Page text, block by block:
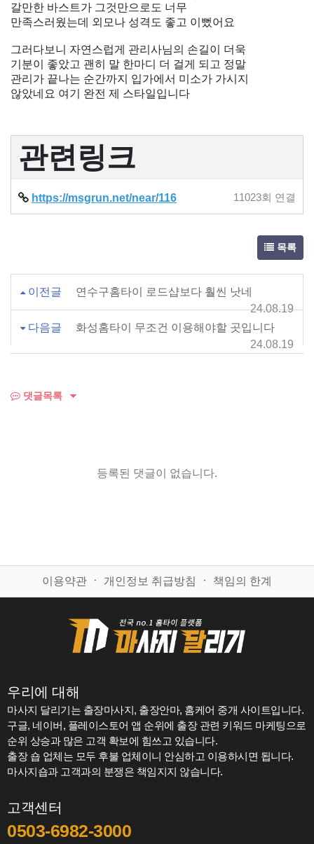
갈만한 바스트가 그것만으로도 너무
만족스러웠는데 외모나 성격도 좋고 이뻤어요
그러다보니 자연스럽게 관리사님의 손길이 더욱
기분이 좋았고 괜히 말 한마디 더 걸게 되고 정말
관리가 끝나는 순간까지 입가에서 미소가 가시지
않았네요 여기 완전 제 스타일입니다
관련링크
https://msgrun.net/near/116 11023회 연결
목록
이전글
연수구홈타이 로드샵보다 훨씬 낫네
24.08.19
다음글
화성홈타이 무조건 이용해야할 곳입니다
24.08.19
댓글목록
등록된 댓글이 없습니다.
이용약관 ㆍ 개인정보 취급방침 ㆍ 책임의 한계
고객센터
0503-6982-3000
우리에 대해
마사지 달리기는 출장마사지, 출장안마, 홈케어 중개 사이트입니다.
구글, 네이버, 플레이스토어 앱 순위에 출장 관련 키워드 마케팅으로
순위 상승과 많은 고객 확보에 힘쓰고 있습니다.
출장 숍 업체는 모두 후불 업체이니 안심하고 이용하시면 됩니다.
마사지숍과 고객과의 분쟁은 책임지지 않습니다.